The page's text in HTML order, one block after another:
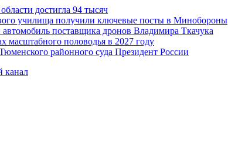
достигла 94 тысяч
училища получили ключевые посты в Минобороны
поставщика дронов Владимира Ткачука
масштабного половодья в 2027 году
районного суда Президент России
канал